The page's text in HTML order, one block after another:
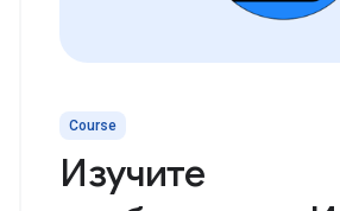
Course
Изучите